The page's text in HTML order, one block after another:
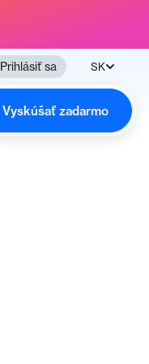
Prihlásiť sa SK
Vyskúšať zadarmo